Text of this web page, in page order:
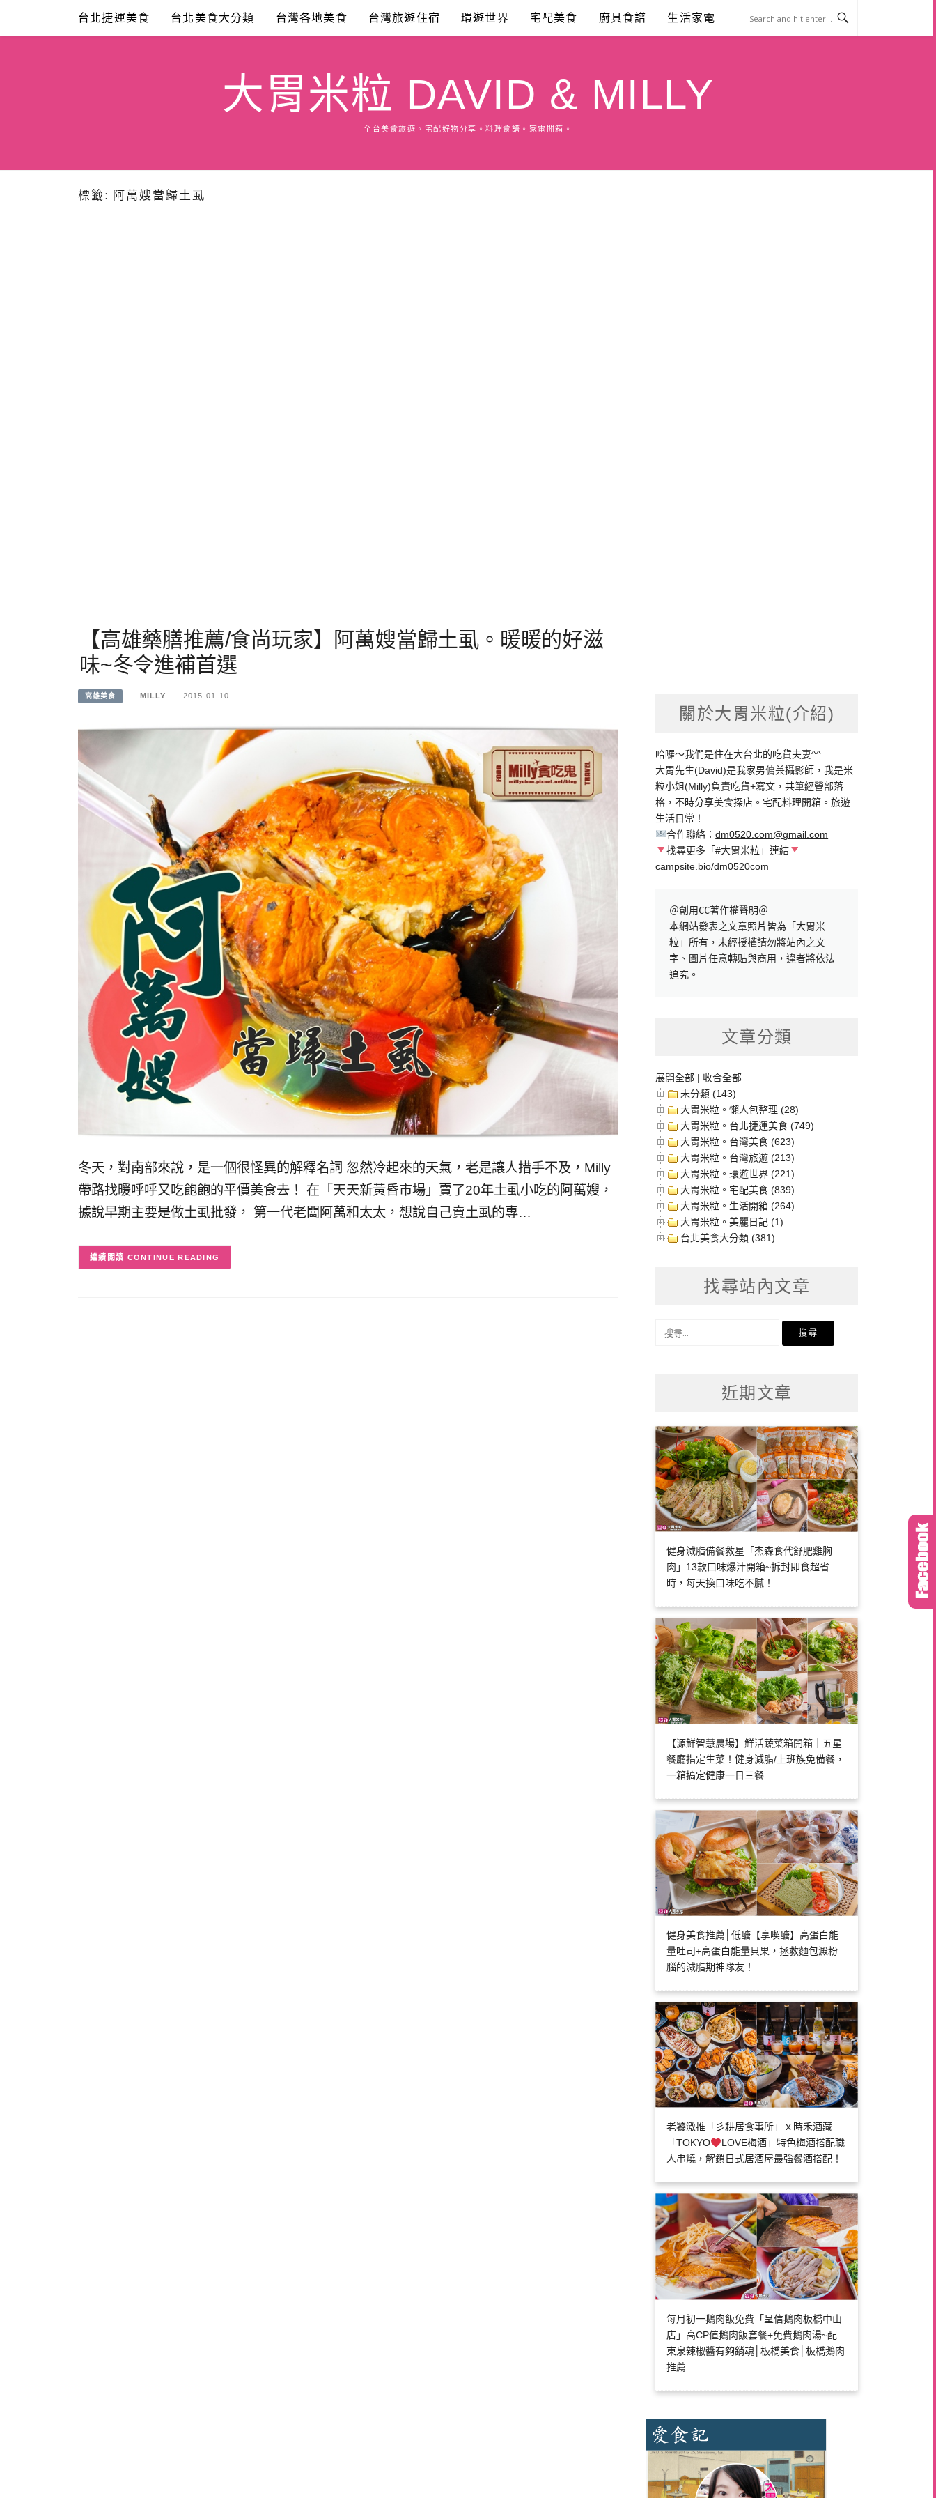
content
台北捷運美食 台北美食大分類 台灣各地美食 台灣旅遊住宿 環遊世界 宅配美食 廚具食譜 生活家電
大胃米粒 DAVID & MILLY
全台美食旅遊。宅配好物分享。料理食譜。家電開箱。
標籤: 阿萬嫂當歸土虱
【高雄藥膳推薦/食尚玩家】阿萬嫂當歸土虱。暖暖的好滋
味~冬令進補首選
高雄美食 MILLY 2015-01-10
冬天，對南部來說，是一個很怪異的解釋名詞 忽然冷起來的天氣，老是讓人措手不及，Milly
帶路找暖呼呼又吃飽飽的平價美食去！ 在「天天新黃昏市場」賣了20年土虱小吃的阿萬嫂，
據說早期主要是做土虱批發， 第一代老闆阿萬和太太，想說自己賣土虱的專…
CONTINUE READING
關於大胃米粒(介紹)
哈囉～我們是住在大台北的吃貨夫妻^^
大胃先生(David)是我家男傭兼攝影師，我是米
粒小姐(Milly)負責吃貨+寫文，共筆經營部落
格，不時分享美食探店。宅配料理開箱。旅遊
生活日常！
合作聯絡：dm0520.com@gmail.com
找尋更多「#大胃米粒」連結
campsite.bio/dm0520com
＠創用CC著作權聲明＠
本網站發表之文章照片皆為「大胃米
粒」所有，未經授權請勿將站內之文
字、圖片任意轉貼與商用，違者將依法
追究。
文章分類
展開全部 | 收合全部
未分類 (143)
大胃米粒。懶人包整理 (28)
大胃米粒。台北捷運美食 (749)
大胃米粒。台灣美食 (623)
大胃米粒。台灣旅遊 (213)
大胃米粒。環遊世界 (221)
大胃米粒。宅配美食 (839)
大胃米粒。生活開箱 (264)
大胃米粒。美麗日記 (1)
台北美食大分類 (381)
找尋站內文章
近期文章
健身減脂備餐救星「杰森食代舒肥雞胸
肉」13款口味爆汁開箱~拆封即食超省
時，每天換口味吃不膩！
【源鮮智慧農場】鮮活蔬菜箱開箱｜五星
餐廳指定生菜！健身減脂/上班族免備餐，
一箱搞定健康一日三餐
健身美食推薦│低醣【享喫醣】高蛋白能
量吐司+高蛋白能量貝果，拯救麵包澱粉
腦的減脂期神隊友！
老饕激推「彡耕居食事所」ｘ時禾酒藏
「TOKYO
LOVE梅酒」特色梅酒搭配職
人串燒，解鎖日式居酒屋最強餐酒搭配！
每月初一鵝肉飯免費「呈信鵝肉板橋中山
店」高CP值鵝肉飯套餐+免費鵝肉湯~配
東泉辣椒醬有夠銷魂│板橋美食│板橋鵝肉
推薦